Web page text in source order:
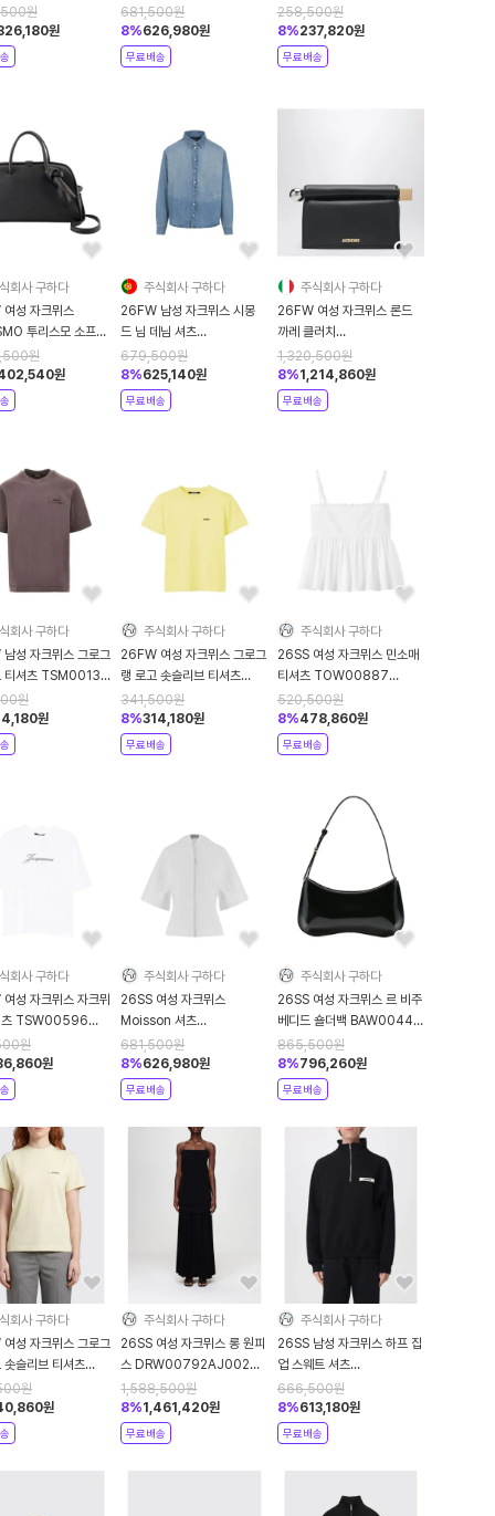
토트벡
원
원
SHM00545AD00017
33C BLUE
681,500원
8%626,980원
무료배송
990 BLACK
258,500원
8%237,820원
무료배송
회사 구하다
성 자크뮈스
투리스모 소프트
토트벡
원
원
주식회사 구하다
26FW 남성 자크뮈스 시몽
드 님 데님 셔츠
SHM00545AD00017
33C BLUE
679,500원
8%625,140원
무료배송
주식회사 구하다
26FW 여성 자크뮈스 론드
까레 클러치
BAW00356AC27L14
Black
1,320,500원
8%1,214,860원
무료배송
회사 구하다
성 자크뮈스 그로그
티셔츠 TSM00133
850 Brown
원
원
주식회사 구하다
26FW 여성 자크뮈스 그로그
랭 로고 솟슬리브 티셔츠
TSW00550 AJ00029
205 Yellow
341,500원
8%314,180원
무료배송
주식회사 구하다
26SS 여성 자크뮈스 민소매
티셔츠 TOW00887
AW00648 100 White
520,500원
8%478,860원
무료배송
회사 구하다
성 자크뮈스 자크뮈
츠 TSW00596
100 White
원
원
주식회사 구하다
26SS 여성 자크뮈스
Moisson 셔츠
SHW00560 AW00648
100 White
681,500원
8%626,980원
무료배송
주식회사 구하다
26SS 여성 자크뮈스 르 비주
베디드 숄더백 BAW00442
AC18A01 990 Black
865,500원
8%796,260원
무료배송
회사 구하다
성 자크뮈스 그로그
솟슬리브 티셔츠
원
원
주식회사 구하다
26SS 여성 자크뮈스 롱 원피
스 DRW00792AJ00253
990 Black
1,588,500원
8%1,461,420원
무료배송
주식회사 구하다
26SS 남성 자크뮈스 하프 집
업 스웨트 셔츠
SSM00313AJ00174
990 Black
666,500원
8%613,180원
무료배송